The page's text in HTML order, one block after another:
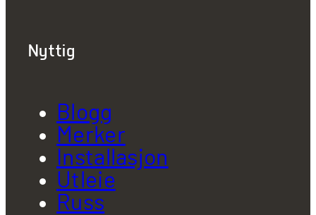
Nyttig
Blogg
Merker
Installasjon
Utleie
Russ